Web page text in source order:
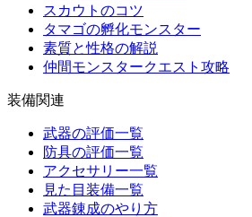
スカウトのコツ
タマゴの孵化モンスター
素質と性格の解説
仲間モンスタークエスト攻略
装備関連
武器の評価一覧
防具の評価一覧
アクセサリー一覧
見た目装備一覧
武器錬成のやり方